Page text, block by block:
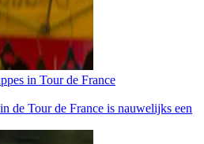
in Tour de France
de Tour de France is nauwelijks een